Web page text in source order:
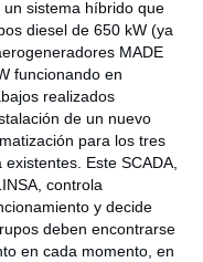
un sistema híbrido que
diesel de 650 kW (ya
MADE
funcionando en
realizados
de un nuevo
para los tres
Este SCADA,
controla
y decide
deben encontrarse
en cada momento, en